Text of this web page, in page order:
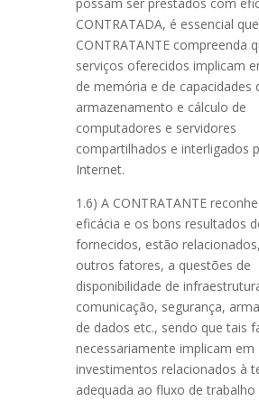
CONTRATADA, é essencial
CONTRATANTE compreenda
serviços oferecidos implicam
de memória e de capacidades
armazenamento e cálculo de
computadores e servidores
compartilhados e interligados
Internet.
1.6) A CONTRATANTE
eficácia e os bons resultados
fornecidos, estão
outros fatores, a questões de
disponibilidade de
comunicação, segurança,
de dados etc., sendo que tais
necessariamente implicam em
investimentos relacionados à
adequada ao fluxo de trabalho